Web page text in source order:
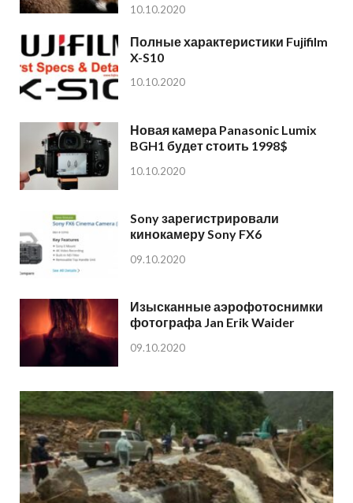
10.10.2020
Полные характеристики Fujifilm
X-S10
10.10.2020
Новая камера Panasonic Lumix
BGH1 будет стоить 1998$
10.10.2020
Sony зарегистрировали
кинокамеру Sony FX6
09.10.2020
Изысканные аэрофотоснимки
фотографа Jan Erik Waider
09.10.2020